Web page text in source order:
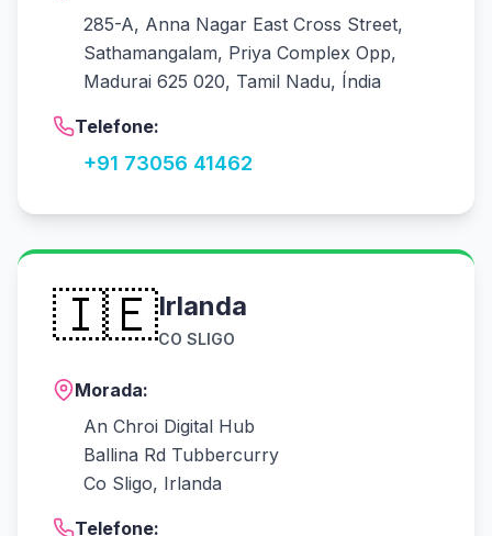
285-A, Anna Nagar East Cross Street,
Sathamangalam, Priya Complex Opp,
Madurai 625 020, Tamil Nadu, Índia
Telefone:
+91 73056 41462
🇮🇪Irlanda
CO SLIGO
Morada:
An Chroi Digital Hub
Ballina Rd Tubbercurry
Co Sligo, Irlanda
Telefone: